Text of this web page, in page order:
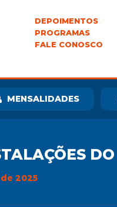
DEPOIMENTOS
PROGRAMAS
FALE CONOSCO
MENSALIDADES
2025